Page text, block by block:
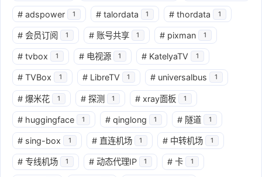
# adspower 1 # talordata 1 # thordata 1
# 会员订阅 1 # 账号共享 1 # pixman 1
# tvbox 1 # 电视源 1 # KatelyaTV 1
# TVBox 1 # LibreTV 1 # universalbus 1
# 爆米花 1 # 探测 1 # xray面板 1
# huggingface 1 # qinglong 1 # 隧道 1
# sing-box 1 # 直连机场 1 # 中转机场 1
# 专线机场 1 # 动态代理IP 1 # 卡 1